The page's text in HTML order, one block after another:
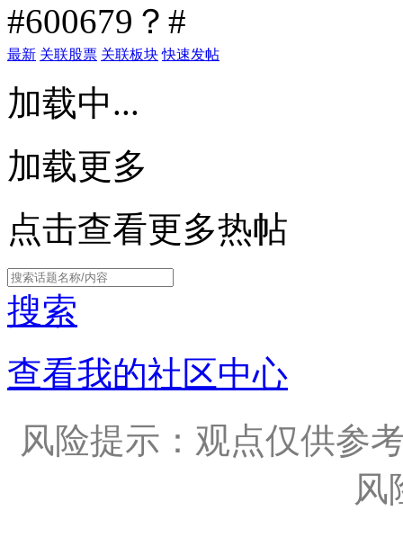
#600679？#
最新 关联股票 关联板块 快速发帖
加载中...
加载更多
点击查看更多热帖
搜索
查看我的社区中心
风险提示：观点仅供参
风